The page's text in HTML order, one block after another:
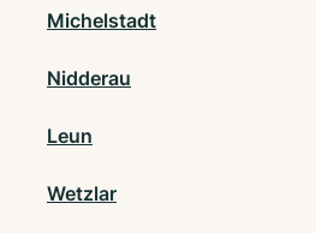
Michelstadt
Nidderau
Leun
Wetzlar